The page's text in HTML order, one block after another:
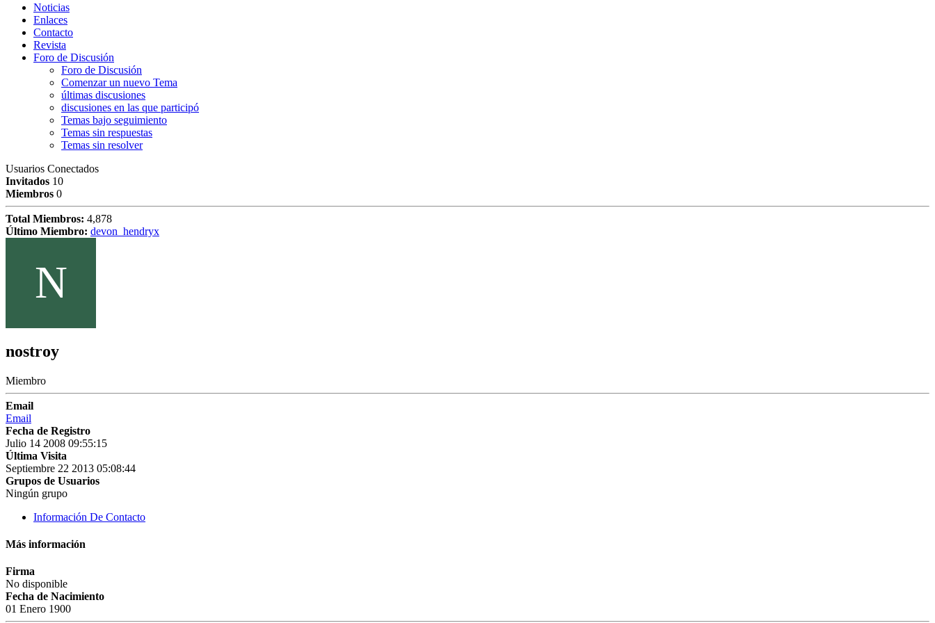
Noticias
Enlaces
Contacto
Revista
Foro de Discusión
Foro de Discusión
Comenzar un nuevo Tema
últimas discusiones
discusiones en las que participó
Temas bajo seguimiento
Temas sin respuestas
Temas sin resolver
Usuarios Conectados
Invitados 10
Miembros 0
Total Miembros: 4,878
Último Miembro: devon_hendryx
N
nostroy
Miembro
Email
Email
Fecha de Registro
Julio 14 2008 09:55:15
Última Visita
Septiembre 22 2013 05:08:44
Grupos de Usuarios
Ningún grupo
Información De Contacto
Más información
Firma
No disponible
Fecha de Nacimiento
01 Enero 1900